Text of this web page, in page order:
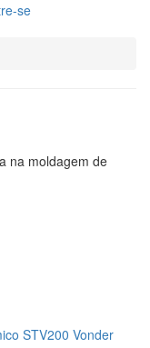
se
na moldagem de